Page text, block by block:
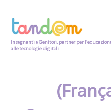
Insegnanti e Genitori, partner per
alle tecnologie digitali